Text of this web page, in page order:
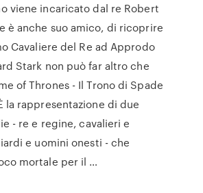
viene incaricato dal re Robert
è anche suo amico, di ricoprire
Cavaliere del Re ad Approdo
Stark non può far altro che
of Thrones - Il Trono di Spade
la rappresentazione di due
- re e regine, cavalieri e
e uomini onesti - che
mortale per il …